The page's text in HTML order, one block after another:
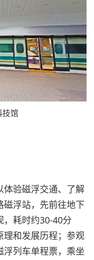
技馆
体验磁浮交通、了解
浮站，先前往地下
，耗时约30-40分
理和发展历程；参观
列车单程票，乘坐